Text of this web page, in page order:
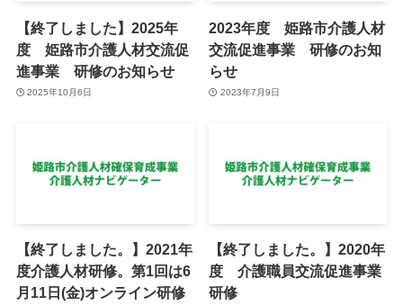
【終了しました】2025年
度 姫路市介護人材交流促
進事業 研修のお知らせ
2025年10月6日
2023年度 姫路市介護人材
交流促進事業 研修のお知
らせ
2023年7月9日
【終了しました。】2021年
度介護人材研修。第1回は6
月11日(金)オンライン研修
【終了しました。】2020年
度 介護職員交流促進事業
研修